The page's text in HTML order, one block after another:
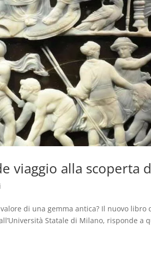
viaggio alla scoperta
di una gemma antica? Il nuovo libro
Statale di Milano, risponde a